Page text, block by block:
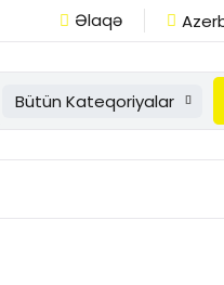
Əlaqə
Bütün Kateqoriyalar